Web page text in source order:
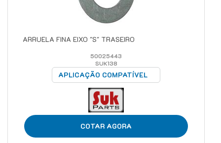
ARRUELA FINA EIXO "S" TRASEIRO
50025443
SUK138
APLICAÇÃO COMPATÍVEL
COTAR AGORA